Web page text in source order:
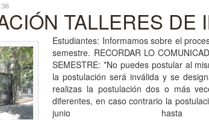
TALLERES DE
Estudiantes: Informamos sobre el
semestre. RECORDAR LO
SEMESTRE: *No puedes postular al
la postulación será inválida y se
realizas la postulación dos o más
diferentes, en caso contrario la
junio